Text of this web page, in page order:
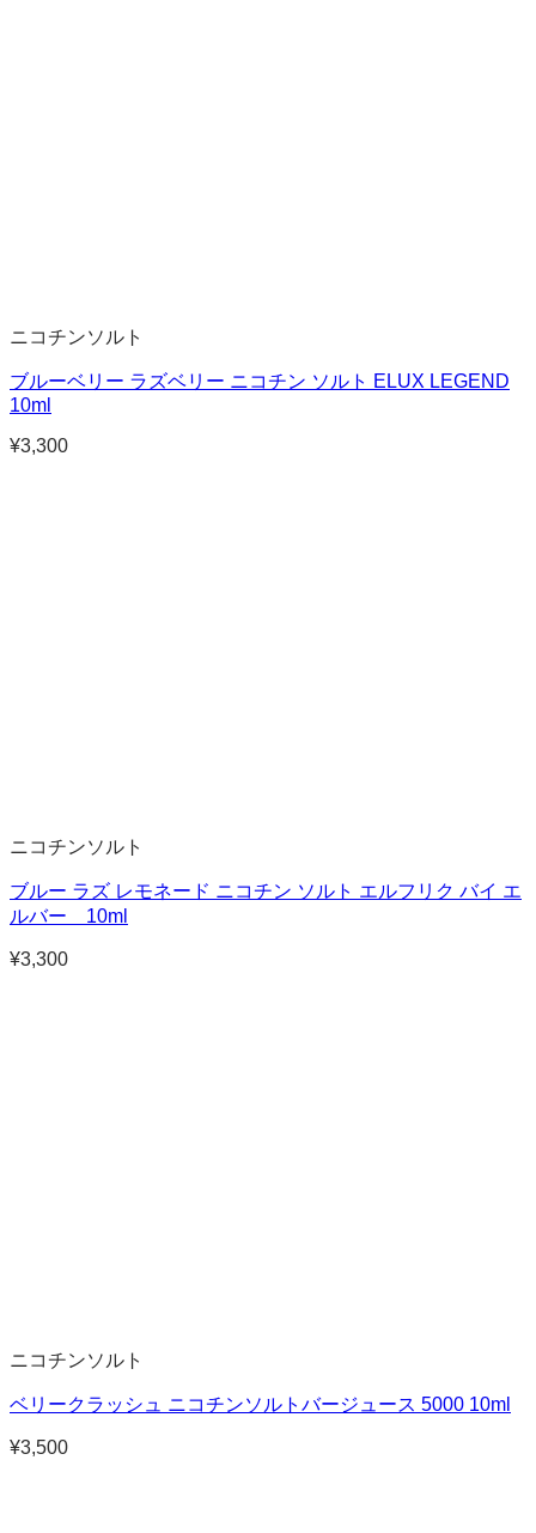
ニコチンソルト
ブルーベリー ラズベリー ニコチン ソルト ELUX LEGEND
10ml
¥3,300
ニコチンソルト
ブルー ラズ レモネード ニコチン ソルト エルフリク バイ エ
ルバー 10ml
¥3,300
ニコチンソルト
ベリークラッシュ ニコチンソルトバージュース 5000 10ml
¥3,500